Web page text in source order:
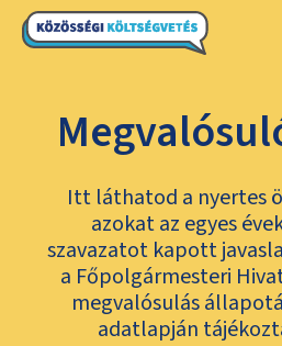
Itt láthatod a nyertes
azokat az egyes
szavazatot kapott
a Főpolgármesteri
megvalósulás
adatlapján